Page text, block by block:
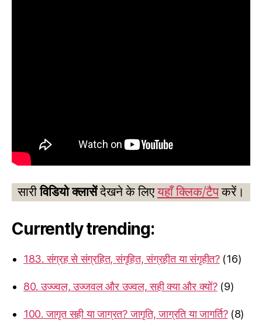
सारीविडियो क्लासेंदेखने के लिएयहाँ क्लिक/टैपकरें।
Currently trending:
183. संग्रह से संग्रहित, संगृहित, संग्रहीत या संगृहीत? (16)
80. उज्ज्वल, उज्जवल और उज्वल, सही क्या और क्यों? (9)
100. जागृत सही या जाग्रत? जागृति, जाग्रति या जागर्ति? (8)